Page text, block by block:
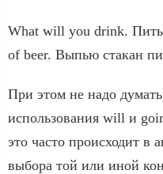
What will you drink. Пить
of beer. Выпью стакан
При этом не надо
использования will и
это часто происходит в
выбора той или иной